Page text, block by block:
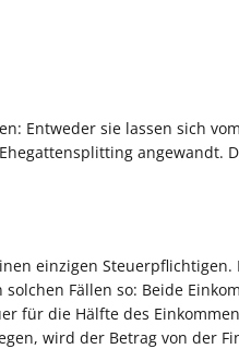
Entweder sie lassen sich
angewandt.
einzigen Steuerpflichtigen.
Fällen so: Beide
für die Hälfte des
wird der Betrag von der